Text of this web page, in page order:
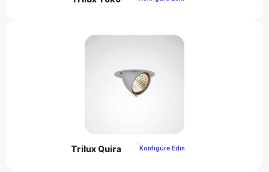
Trilux Quira Konfigüre Edin